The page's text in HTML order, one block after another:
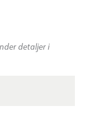
detaljer i